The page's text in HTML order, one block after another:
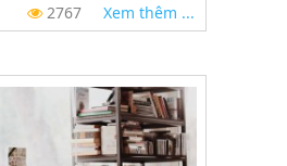
2767
Xem thêm ...